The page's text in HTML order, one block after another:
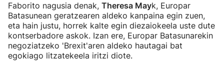
Faborito nagusia denak, Theresa Mayk, Europar
Batasunean geratzearen aldeko kanpaina egin zuen,
eta hain justu, horrek kalte egin diezaiokeela uste dute
kontserbadore askok. Izan ere, Europar Batasunarekin
negoziatzeko 'Brexit'aren aldeko hautagai bat
egokiago litzatekeela iritzi diote.